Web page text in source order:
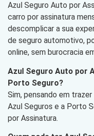
Azul Seguro Auto por
carro por assinatura
descomplicar a sua
de seguro automotivo,
online, sem burocracia
Azul Seguro Auto por
Porto Seguro?
Sim, pensando em
Azul Seguros e a Porto
por Assinatura.